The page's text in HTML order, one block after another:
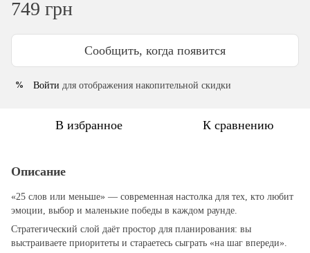
749 грн
Сообщить, когда появится
% Войти для отображения накопительной скидки
В избранное К сравнению
Описание
«25 слов или меньше» — современная настолка для тех, кто любит
эмоции, выбор и маленькие победы в каждом раунде.
Стратегический слой даёт простор для планирования: вы
выстраиваете приоритеты и стараетесь сыграть «на шаг впереди».